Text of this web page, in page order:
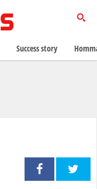
Success story